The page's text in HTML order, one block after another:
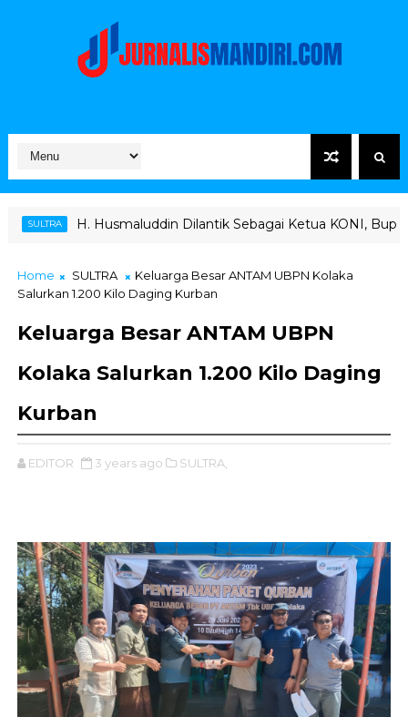
Dilantik Sebagai Ketua KONI, Bupati Kolaka
Home SULTRA
Keluarga Besar ANTAM UBPN Kolaka
Salurkan 1.200 Kilo Daging Kurban
Keluarga Besar ANTAM UBPN
Kolaka Salurkan 1.200 Kilo Daging
Kurban
EDITOR 3 years ago SULTRA,